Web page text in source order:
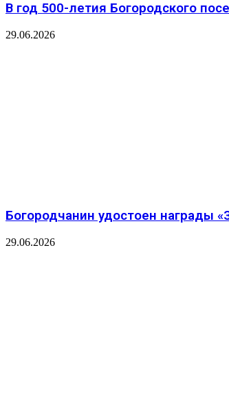
В год 500-летия Богородского
29.06.2026
Богородчанин удостоен награды
29.06.2026